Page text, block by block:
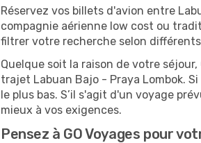
Réservez vos billets d'avion entre
compagnie aérienne low cost ou
filtrer votre recherche selon
Quelque soit la raison de votre
trajet Labuan Bajo - Praya Lombok.
le plus bas. S’il s'agit d'un voyage
mieux à vos exigences.
Pensez à GO Voyages pour